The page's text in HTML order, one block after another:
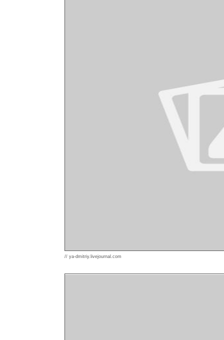
// ya-dmitriy.livejournal.com